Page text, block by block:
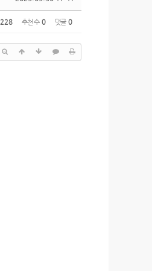
228 추천 수 0 댓글 0